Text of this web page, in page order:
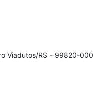
Viadutos/RS - 99820-000